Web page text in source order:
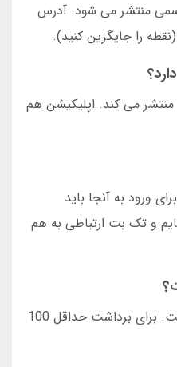
منتشر می شود. آدرس
می کند. اپلیکیشن هم
ورود به آنجا باید
و تک بت ارتباطی به هم
حداقل واریز 50 هزار تومان است. برای برداشت حداقل 100